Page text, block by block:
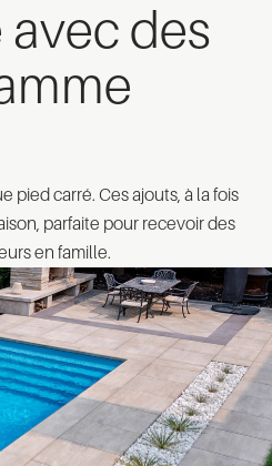
avec des
pied carré. Ces ajouts, à la fois
parfaite pour recevoir des
en famille.